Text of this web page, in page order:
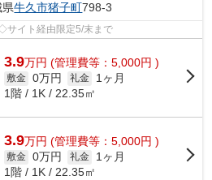
県牛久市猪子町798-3
イト経由限定5/末まで
3.9万円 (管理費等：5,000円 )
敷金 0万円 礼金
1ヶ月
1階 / 1K / 22.35㎡
3.9万円 (管理費等：5,000円 )
敷金 0万円 礼金
1ヶ月
1階 / 1K / 22.35㎡